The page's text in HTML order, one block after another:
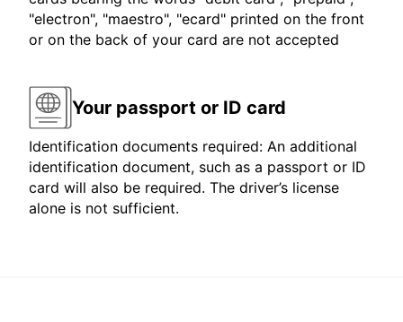
"electron", "maestro", "ecard" printed on the front
or on the back of your card are not accepted
Your passport or ID card
Identification documents required: An additional
identification document, such as a passport or ID
card will also be required. The driver’s license
alone is not sufficient.